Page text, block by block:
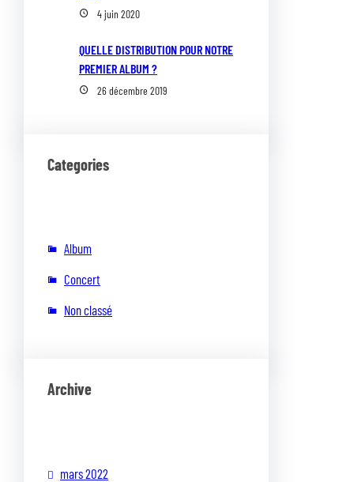
4 juin 2020
QUELLE DISTRIBUTION POUR NOTRE
PREMIER ALBUM ?
26 décembre 2019
Categories
Album
Concert
Non classé
Archive
mars 2022